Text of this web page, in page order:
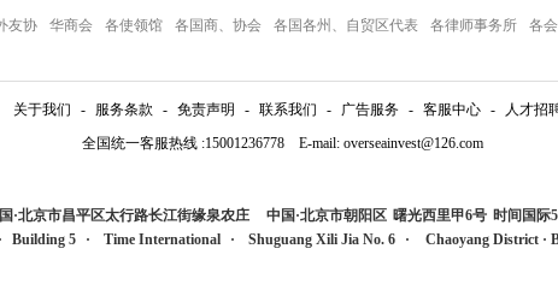
友协 华商会 各使领馆 各国商、协会 各国各州、自贸区代表 各律师事务所 各
关于我们 - 服务条款 - 免责声明 - 联系我们 - 广告服务 - 客服中心 -
人才招
全国统一客服热线 :15001236778 E-mail: overseainvest@126.com
·北京市昌平区太行路长江街缘泉农庄 中国·北京市朝阳区 曙光西里甲6号 时间国际
· Building 5 · Time International · Shuguang Xili Jia No. 6 · Chaoyang District ·